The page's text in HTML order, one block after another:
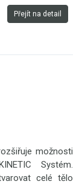
Přejít na detail
možnosti
Systém.
celé tělo